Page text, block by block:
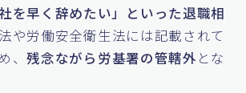
を早く辞めたい」といった退職相
や労働安全衛生法には記載されて
、残念ながら労基署の管轄外 とな